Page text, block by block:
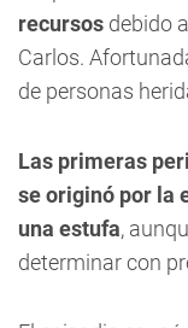
recursos debido
Carlos.
de personas
Las primeras
se originó por la
una estufa,
determinar con